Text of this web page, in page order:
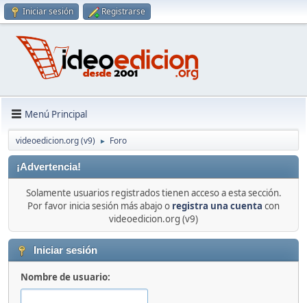
Iniciar sesión Registrarse
Menú Principal
videoedicion.org (v9) ► Foro
¡Advertencia!
Solamente usuarios registrados tienen acceso a esta sección.
Por favor inicia sesión más abajo o registra una cuenta con
videoedicion.org (v9)
Iniciar sesión
Nombre de usuario: